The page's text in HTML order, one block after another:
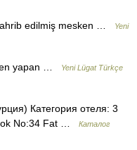
edilmiş mesken …
Yeni
yapan …
Yeni Lügat Türkçe
Категория отеля: 3
No:34 Fat …
Каталог